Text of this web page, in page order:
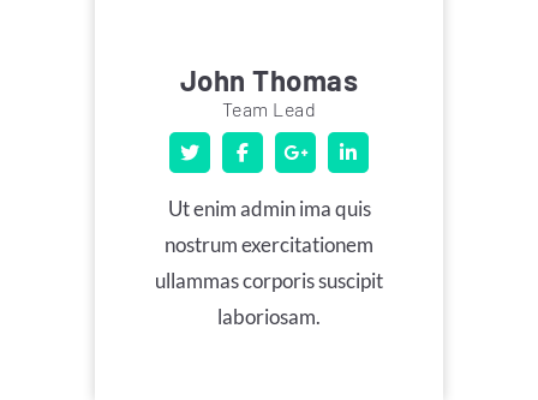
John Thomas
Team Lead
Ut enim admin ima quis
nostrum exercitationem
ullammas corporis suscipit
laboriosam.